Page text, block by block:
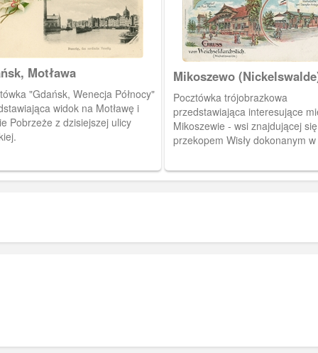
Motława
"Gdańsk, Wenecja Północy"
widok na Motławę i
Pobrzeże z dzisiejszej ulicy
Mikoszewo
Pocztówka trójobrazkowa
przedstawiająca interesujące
Mikoszewie - wsi znajdującej
przekopem Wisły dokonanym
widokowy z obeliskiem
pobyt w Mikoszewie księcia